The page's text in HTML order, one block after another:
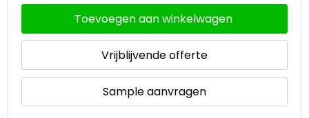
Toevoegen aan winkelwagen
Vrijblijvende offerte
Sample aanvragen